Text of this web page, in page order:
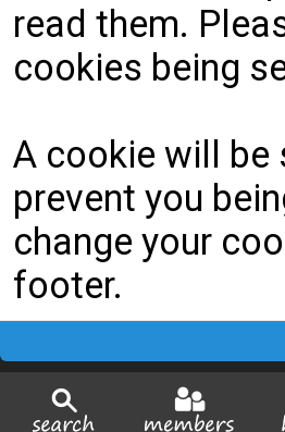
read them.
cookies being
A cookie will be
prevent you
change your
footer.